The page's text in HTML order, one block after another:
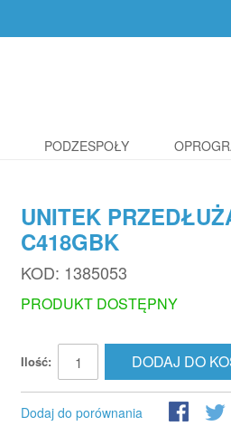
PODZESPOŁY
UNITEK
C418GBK
KOD: 1385053
PRODUKT DOSTĘPNY
Ilość: DODAJ DO
Dodaj do porównania